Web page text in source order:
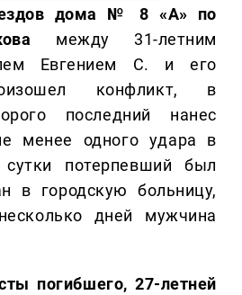
дома № 8 «А» по
между 31-летним
Евгением С. и его
конфликт, в
последний нанес
менее одного удара в
потерпевший был
в городскую больницу,
дней мужчина
погибшего, 27-летней